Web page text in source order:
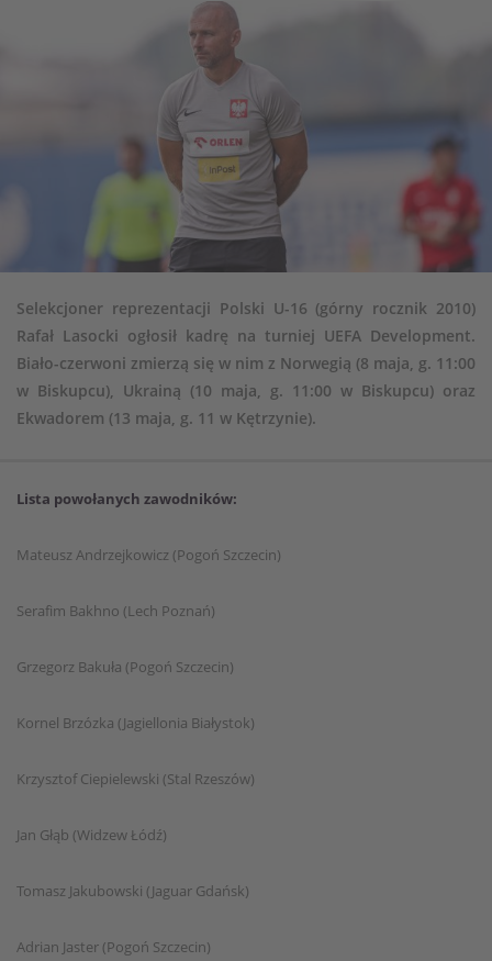
Selekcjoner reprezentacji Polski U-16 (górny rocznik 2010)
Rafał Lasocki ogłosił kadrę na turniej UEFA Development.
Biało-czerwoni zmierzą się w nim z Norwegią (8 maja, g. 11:00
w Biskupcu), Ukrainą (10 maja, g. 11:00 w Biskupcu) oraz
Ekwadorem (13 maja, g. 11 w Kętrzynie).
Lista powołanych zawodników:
Mateusz Andrzejkowicz (Pogoń Szczecin)
Serafim Bakhno (Lech Poznań)
Grzegorz Bakuła (Pogoń Szczecin)
Kornel Brzózka (Jagiellonia Białystok)
Krzysztof Ciepielewski (Stal Rzeszów)
Jan Głąb (Widzew Łódź)
Tomasz Jakubowski (Jaguar Gdańsk)
Adrian Jaster (Pogoń Szczecin)